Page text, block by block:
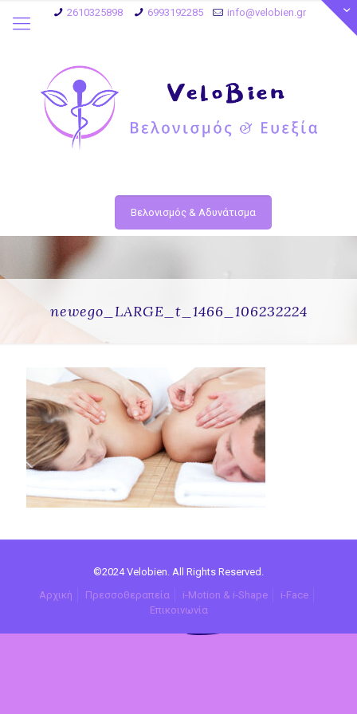
2610325898 6993192285 info@velobien.gr
Βελονισμός & Αδυνάτισμα
newego_LARGE_t_1466_106232224
©2024 Velobien. All Rights Reserved.
Αρχική
Πρεσσοθεραπεία i-Motion & i-Shape
i-Face
Επικοινωνία